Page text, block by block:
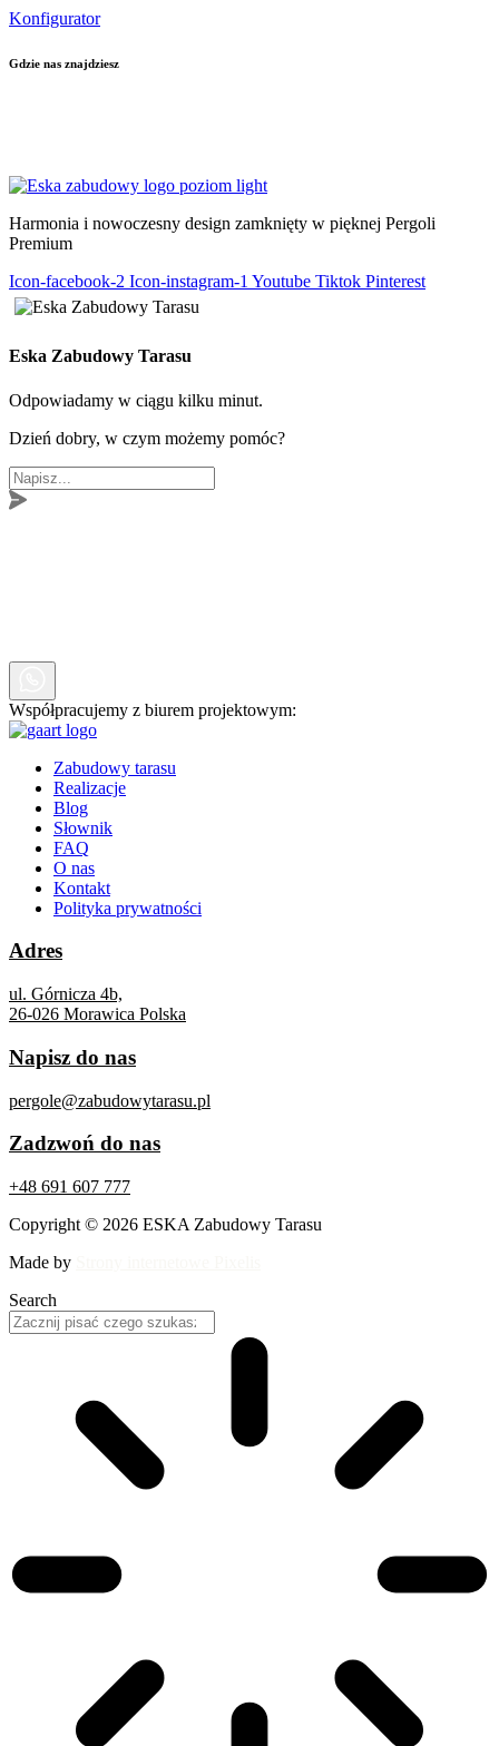
Konfigurator
Gdzie nas znajdziesz
Harmonia i nowoczesny design zamknięty w pięknej Pergoli
Premium
Icon-facebook-2 Icon-instagram-1 Youtube Tiktok Pinterest
Eska Zabudowy Tarasu
Odpowiadamy w ciągu kilku minut.
Dzień dobry, w czym możemy pomóc?
Współpracujemy z biurem projektowym:
Zabudowy tarasu
Realizacje
Blog
Słownik
FAQ
O nas
Kontakt
Polityka prywatności
Adres
ul. Górnicza 4b,
26-026 Morawica Polska
Napisz do nas
pergole@zabudowytarasu.pl
Zadzwoń do nas
+48 691 607 777
Copyright © 2026 ESKA Zabudowy Tarasu
Made by
Search